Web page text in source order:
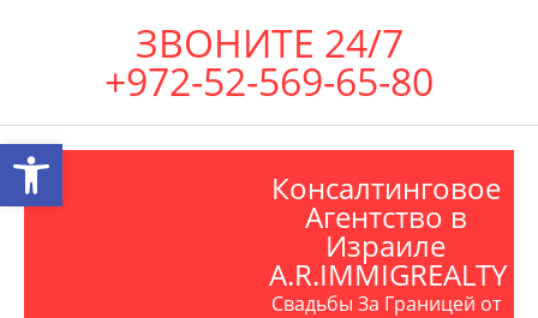
ЗВОНИТЕ 24/7
+972-52-569-65-80
Консалтинговое
Агентство в
Израиле
A.R.IMMIGREALTY
Свадьбы За Границей от
Открыть панель инструментов